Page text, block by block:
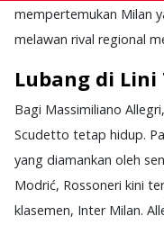
mempertemukan Milan
melawan rival regional
Lubang di Lini
Bagi Massimiliano
Scudetto tetap hidup.
yang diamankan oleh
Modrić, Rossoneri kini
klasemen, Inter Milan.